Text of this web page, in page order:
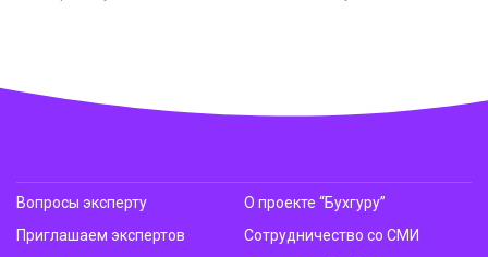
Вопросы эксперту
Приглашаем экспертов
О проекте “Бухгуру”
Сотрудничество со СМИ